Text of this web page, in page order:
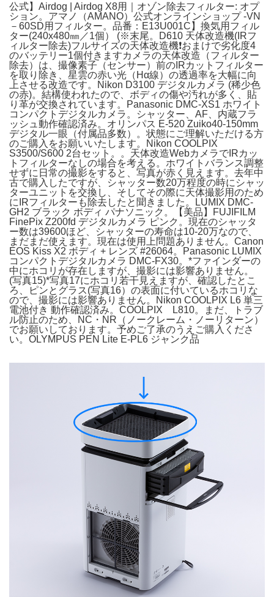
公式】Airdog | Airdog X8用｜オゾン除去フィルター: オプ
ション。アマノ（AMANO）公式オンラインショップ -VN
－60SD用フィルター。品番：E13U001C】換気用フィル
ター(240x480㎜／1個） (※末尾。D610 天体改造機(IRフ
ィルター除去)フルサイズの天体改造機❗️おまけで劣化度4
のバッテリー1個付きますカメラの天体改造（フィルター
除去）は、撮像素子（センサー）前のIRカットフィルター
を取り除き、星雲の赤い光（Hα線）の透過率を大幅に向
上させる改造です。Nikon D3100 デジタルカメラ (稀少色
の赤)。結構使われたので、ボディの傷や汚れが多く、貼
り革が交換されています。Panasonic DMC-XS1 ホワイト
コンパクトデジタルカメラ。シャッター、AF、内蔵フラ
ッシュ動作確認済み。オリンパス E-520 Zuiko40-150mm
デジタル一眼（付属品多数）。状態にご理解いただける方
のご購入をお願いいたします。Nikon COOLPIX
S3500/S600 2台セット。。天体改造WebカメラでIRカッ
トフィルターなしの場合を考える。ホワイトバランス調整
せずに日常の撮影をすると、写真が赤く見えます。去年中
古で購入したですが、シャッター数20万程度の時にシャッ
ターユニットを交換し、そしてその際に天体撮影用のため
にIRフィルターも除去したと聞きました。LUMIX DMC-
GH2 ブラック ボディ パナソニック。【美品】FUJIFILM
FinePix Z200fd デジタルカメラ ピンク。現在のシャッタ
ー数は39600ほど、シャッターの寿命は10-20万なので、
まだまだ使えます。現在は使用上問題ありません。Canon
EOS Kiss X2 ボディ + レンズ #26064。Panasonic LUMIX
コンパクトデジタルカメラ DMC-FX30。*ファインダーの
中にホコリが存在しますが、撮影には影響ありません。
(写真15)*写真17にホコリ若干見えますが、確認したとこ
ろ、ピンとグラス(写真16）の表面に付いているホコリな
ので、撮影には影響ありません。Nikon COOLPIX L6 単三
電池付き 動作確認済み。COOLPIX L810。まだ、トラブ
ル防止のため、NC・NR（ノークレーム・ノーリターン）
でお願いしております。予めご了承のうえご購入くださ
い。OLYMPUS PEN Lite E-PL6 ジャンク品